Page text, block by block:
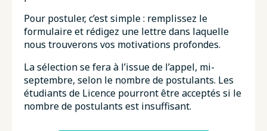
Pour postuler, c’est simple : remplissez le
formulaire et rédigez une lettre dans laquelle
nous trouverons vos motivations profondes.
La sélection se fera à l’issue de l’appel, mi-
septembre, selon le nombre de postulants. Les
étudiants de Licence pourront être acceptés si le
nombre de postulants est insuffisant.